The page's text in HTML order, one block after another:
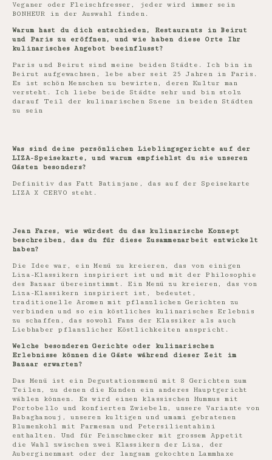
Veganer oder Fleischfresser, jeder wird immer sein
BONHEUR in der Auswahl finden.
Warum hast du dich entschieden, Restaurants in Beirut
und Paris zu eröffnen, und wie haben diese Orte Ihr
kulinarisches Angebot beeinflusst?
Paris und Beirut sind meine beiden Städte. Ich bin in
Beirut aufgewachsen, lebe aber seit 25 Jahren in Paris.
Es ist schön Menschen zu bewirten, deren Kultur man
versteht. Ich liebe beide Städte sehr und bin stolz
darauf Teil der kulinarischen Szene in beiden Städten
zu sein
Was sind deine persönlichen Lieblingsgerichte auf der
LIZA-Speisekarte, und warum empfiehlst du sie unseren
Gästen besonders?
Definitiv das Fatt Batinjane, das auf der Speisekarte
LIZA X CERVO steht.
Jean Fares, wie würdest du das kulinarische Konzept
beschreiben, das du für diese Zusammenarbeit entwickelt
haben?
Die Idee war, ein Menü zu kreieren, das von einigen
Liza-Klassikern inspiriert ist und mit der Philosophie
des Bazaar übereinstimmt. Ein Menü zu kreieren, das von
Liza-Klassikern inspiriert ist, bedeutet,
traditionelle Aromen mit pflanzlichen Gerichten zu
verbinden und so ein köstliches kulinarisches Erlebnis
zu schaffen, das sowohl Fans der Klassiker als auch
Liebhaber pflanzlicher Köstlichkeiten anspricht.
Welche besonderen Gerichte oder kulinarischen
Erlebnisse können die Gäste während dieser Zeit im
Bazaar erwarten?
Das Menü ist ein Degustationsmenü mit 8 Gerichten zum
Teilen, zu denen die Kunden ein anderes Hauptgericht
wählen können. Es wird einen klassischen Hummus mit
Portobello und konfierten Zwiebeln, unsere Variante von
Babaghanouj, unseren kultigen und umami gebratenen
Blumenkohl mit Parmesan und Petersilientahini
enthalten. Und für Feinschmecker mit grossem Appetit
die Wahl zwischen zwei Klassikern der Liza, der
Auberginenmast oder der langsam gekochten Lammhaxe